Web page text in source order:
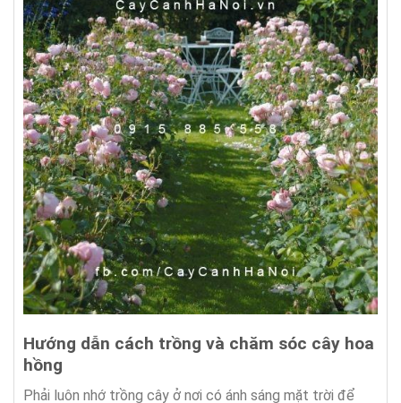
Hướng dẫn cách trồng và chăm sóc cây hoa
hồng
Phải luôn nhớ trồng cây ở nơi có ánh sáng mặt trời để